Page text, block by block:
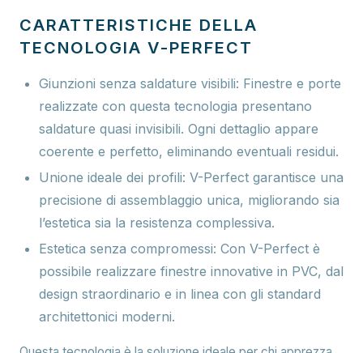
CARATTERISTICHE DELLA
TECNOLOGIA V-PERFECT
Giunzioni senza saldature visibili: Finestre e porte
realizzate con questa tecnologia presentano
saldature quasi invisibili. Ogni dettaglio appare
coerente e perfetto, eliminando eventuali residui.
Unione ideale dei profili: V-Perfect garantisce una
precisione di assemblaggio unica, migliorando sia
l’estetica sia la resistenza complessiva.
Estetica senza compromessi: Con V-Perfect è
possibile realizzare finestre innovative in PVC, dal
design straordinario e in linea con gli standard
architettonici moderni.